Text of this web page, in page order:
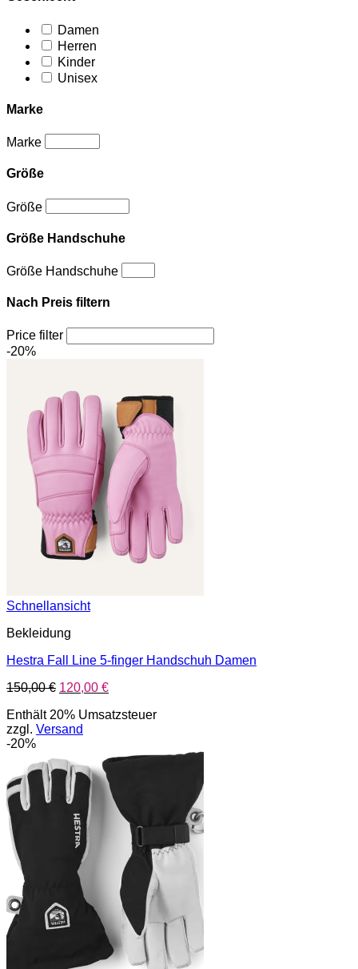
Damen
Herren
Kinder
Unisex
Marke
Marke
Größe
Größe
Größe Handschuhe
Größe Handschuhe
Nach Preis filtern
Price filter
-20%
Schnellansicht
Bekleidung
Hestra Fall Line 5-finger Handschuh Damen
150,00€ Ursprünglicher
war:
150,00 €
120,00 €Aktueller
ist:
Enthält 20% Umsatzsteuer
zzgl. Versand
-20%